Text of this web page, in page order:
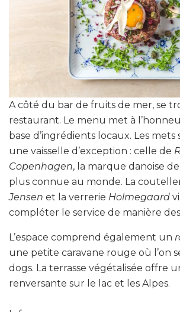
A côté du bar de fruits de mer, se
restaurant. Le menu met à
base d’ingrédients locaux. Les mets
une vaisselle d’exception : celle de
Copenhagen, la marque danoise
plus connue au monde. La
Jensen et la verrerie Holmegaard
compléter le service de manière
L’espace comprend également un
une petite caravane rouge où l’on
dogs. La terrasse végétalisée offre
renversante sur le lac et les Alpes.